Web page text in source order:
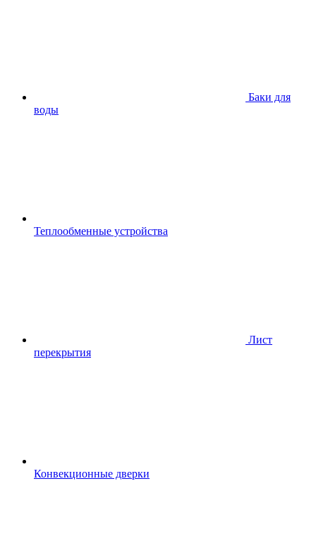
Баки для
воды
Теплообменные устройства
Лист
перекрытия
Конвекционные дверки